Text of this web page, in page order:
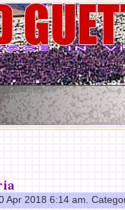
Apr 2018 6:14 am.